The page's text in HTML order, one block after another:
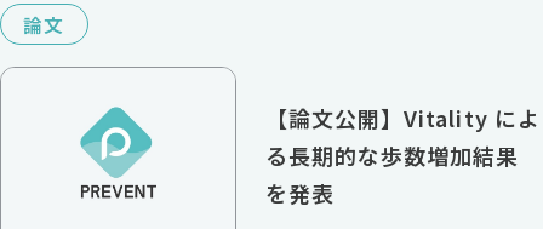
論文
【論文公開】Vitality によ
る長期的な歩数増加結果
を発表